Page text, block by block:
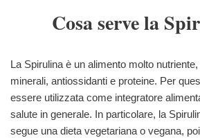
Cosa serve la
La Spirulina è un alimento molto
minerali, antiossidanti e proteine. Per
essere utilizzata come integratore
salute in generale. In particolare, la
segue una dieta vegetariana o vegana,